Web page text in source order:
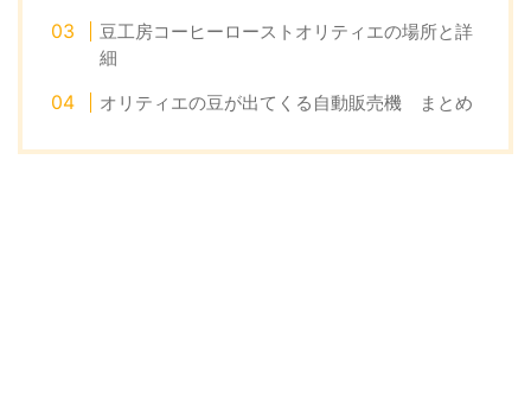
豆工房コーヒーローストオリティエの場所と詳
細
オリティエの豆が出てくる自動販売機 まとめ